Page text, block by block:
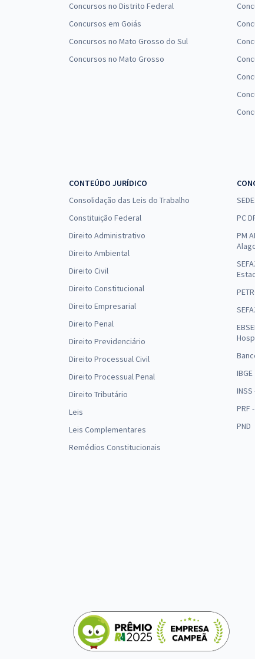
Concursos no Distrito Federal
Concursos em Goiás
Concursos no Mato Grosso do Sul
Concursos no Mato Grosso
CONTEÚDO JURÍDICO
Consolidação das Leis do Trabalho
Constituição Federal
Direito Administrativo
Direito Ambiental
Direito Civil
Direito Constitucional
Direito Empresarial
Direito Penal
Direito Previdenciário
Direito Processual Civil
Direito Processual Penal
Direito Tributário
Leis
Leis Complementares
Remédios Constitucionais
PC
PM
IBGE
PRF
PND